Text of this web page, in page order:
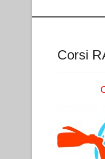
Corsi